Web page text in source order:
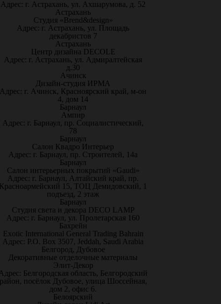
Адрес: г. Астрахань, ул. Ахшарумова, д. 52
Астрахань
Студия «Brend&design»
Адрес: г. Астрахань, ул. Площадь
декабристов 7
Астрахань
Центр дизайна DECOLE
Адрес: г. Астрахань, ул. Адмиралтейская
д.30
Ачинск
Дизайн-студия ИРМА
Адрес: г. Ачинск, Красноярский край, м-он
4, дом 14
Барнаул
Ампир
Адрес: г. Барнаул, пр. Социалистический,
78
Барнаул
Салон Квадро Интерьер
Адрес: г. Барнаул, пр. Строителей, 14а
Барнаул
Салон интерьерных покрытий «Gaudi»
Адрес: г. Барнаул, Алтайский край, пр.
15, ТОЦ Демидовский, 1
подъезд, 2 этаж
Барнаул
Студия света и декора DECO LAMP
Адрес: г. Барнаул, ул. Пролетарская 160
Бахрейн
Exotic International General Trading Bahrain
Адрес: P.O. Box 3507, Jeddah, Saudi Arabia
Белгород, Дубовое
Декоративные отделочные материалы
Элит-Декор
Белгородская область, Белгородский
посёлок Дубовое, улица Шоссейная,
дом 2, офис 6.
Белоярский